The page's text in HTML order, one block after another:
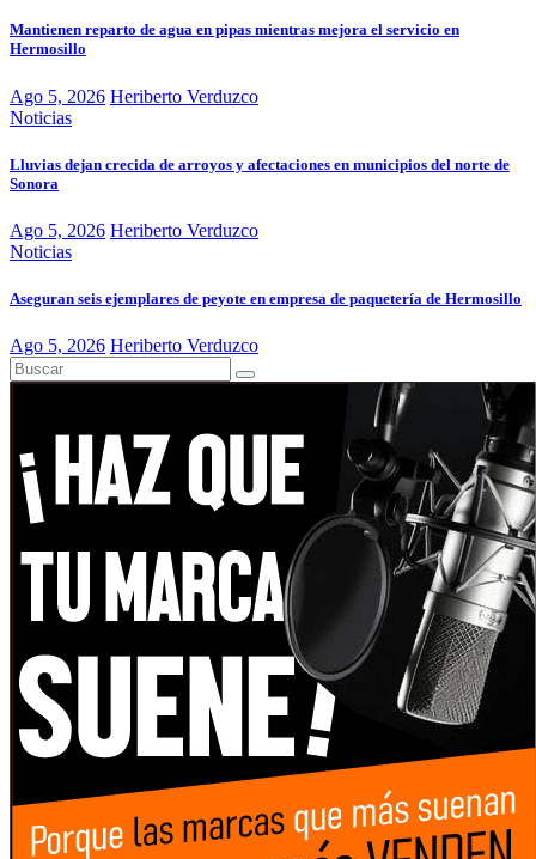
Mantienen reparto de agua en pipas mientras mejora el servicio en
Hermosillo
Ago 5, 2026 Heriberto Verduzco
Noticias
Lluvias dejan crecida de arroyos y afectaciones en municipios del norte de
Sonora
Ago 5, 2026 Heriberto Verduzco
Noticias
Aseguran seis ejemplares de peyote en empresa de paquetería de Hermosillo
Ago 5, 2026 Heriberto Verduzco